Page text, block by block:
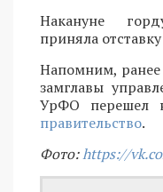
Накануне
приняла
Напомним, ранее
замглавы
УрФО перешел
правительство.
Фото:https://